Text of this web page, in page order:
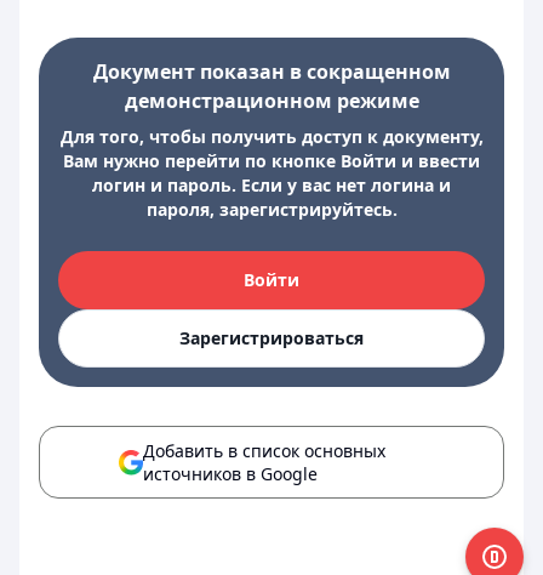
Документ показан в сокращенном
демонстрационном режиме
Для того, чтобы получить доступ к документу,
Вам нужно перейти по кнопке Войти и ввести
логин и пароль. Если у вас нет логина и
пароля, зарегистрируйтесь.
Войти
Зарегистрироваться
Добавить в список основных
источников в Google